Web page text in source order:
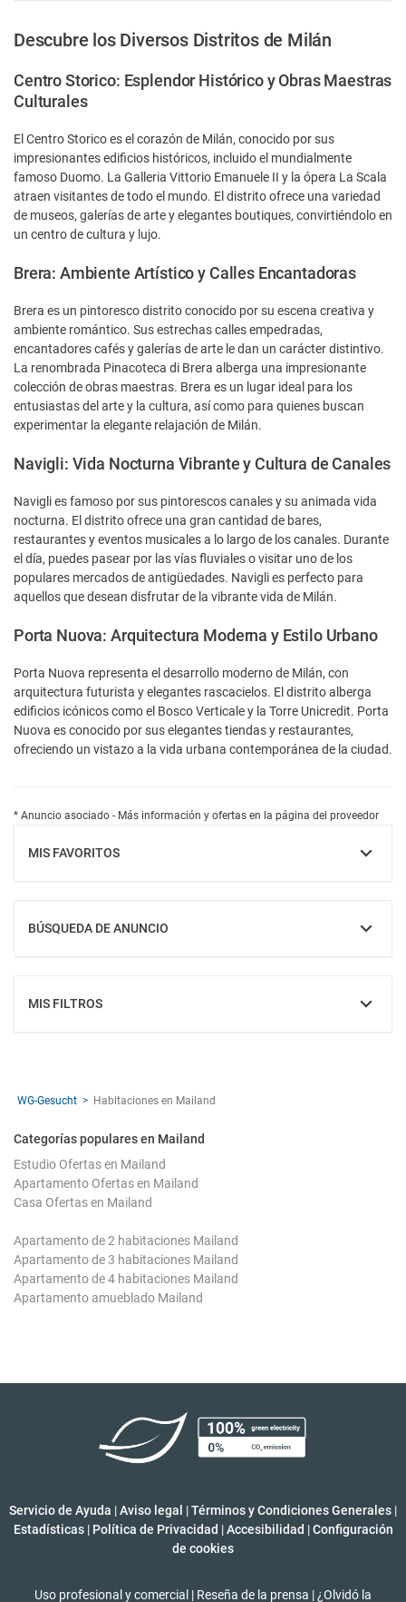
Descubre los Diversos Distritos de Milán
Centro Storico: Esplendor Histórico y Obras Maestras
Culturales
El Centro Storico es el corazón de Milán, conocido por sus
impresionantes edificios históricos, incluido el mundialmente
famoso Duomo. La Galleria Vittorio Emanuele II y la ópera La Scala
atraen visitantes de todo el mundo. El distrito ofrece una variedad
de museos, galerías de arte y elegantes boutiques, convirtiéndolo en
un centro de cultura y lujo.
Brera: Ambiente Artístico y Calles Encantadoras
Brera es un pintoresco distrito conocido por su escena creativa y
ambiente romántico. Sus estrechas calles empedradas,
encantadores cafés y galerías de arte le dan un carácter distintivo.
La renombrada Pinacoteca di Brera alberga una impresionante
colección de obras maestras. Brera es un lugar ideal para los
entusiastas del arte y la cultura, así como para quienes buscan
experimentar la elegante relajación de Milán.
Navigli: Vida Nocturna Vibrante y Cultura de Canales
Navigli es famoso por sus pintorescos canales y su animada vida
nocturna. El distrito ofrece una gran cantidad de bares,
restaurantes y eventos musicales a lo largo de los canales. Durante
el día, puedes pasear por las vías fluviales o visitar uno de los
populares mercados de antigüedades. Navigli es perfecto para
aquellos que desean disfrutar de la vibrante vida de Milán.
Porta Nuova: Arquitectura Moderna y Estilo Urbano
Porta Nuova representa el desarrollo moderno de Milán, con
arquitectura futurista y elegantes rascacielos. El distrito alberga
edificios icónicos como el Bosco Verticale y la Torre Unicredit. Porta
Nuova es conocido por sus elegantes tiendas y restaurantes,
ofreciendo un vistazo a la vida urbana contemporánea de la ciudad.
* Anuncio asociado - Más información y ofertas en la página del proveedor
MIS FAVORITOS
MOSTRAR
BÚSQUEDA DE ANUNCIO
MOSTRAR
MIS FILTROS
MOSTRAR
WG-Gesucht Habitaciones en Mailand
Categorías populares en Mailand
Estudio Ofertas en Mailand
Apartamento Ofertas en Mailand
Casa Ofertas en Mailand
Apartamento de 2 habitaciones Mailand
Apartamento de 3 habitaciones Mailand
Apartamento de 4 habitaciones Mailand
Apartamento amueblado Mailand
Servicio de Ayuda |Aviso legal |Términos y Condiciones Generales |
Estadísticas | Política de Privacidad | Accesibilidad | Configuración
de cookies
Uso profesional y comercial | Reseña de la prensa | ¿Olvidó la